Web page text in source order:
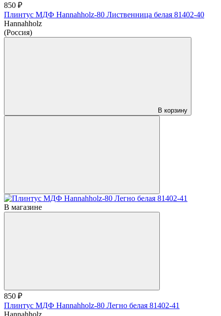
850 ₽
Плинтус МДФ Hannahholz-80 Лиственница белая 81402-40
Hannahholz
(Россия)
В корзину
В магазине
850 ₽
Плинтус МДФ Hannahholz-80 Легно белая 81402-41
Hannahholz